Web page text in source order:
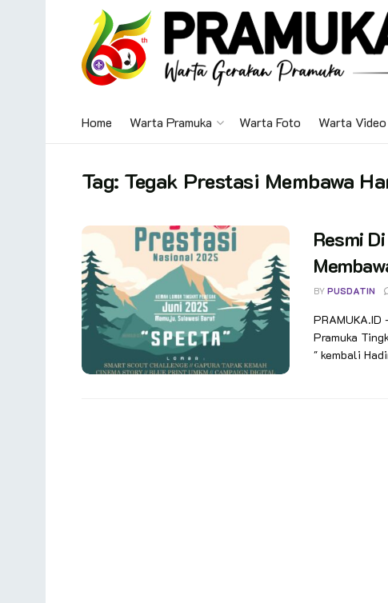
Home Warta Pramuka Warta Foto Warta Video
Tag: Tegak Prestasi Membawa
Resmi
BY PUSDATIN
Pramuka
" kembali